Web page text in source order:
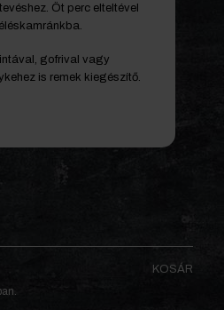
Öt perc elteltével
gofrival vagy
is remek kiegészítő.
KOSÁR